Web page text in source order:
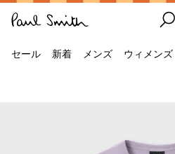
セール 新着 メンズ ウィメンズ